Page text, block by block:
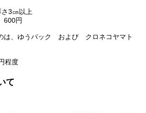
3㎝以上
600円
は、ゆうパック および クロネコヤマト
程度
て